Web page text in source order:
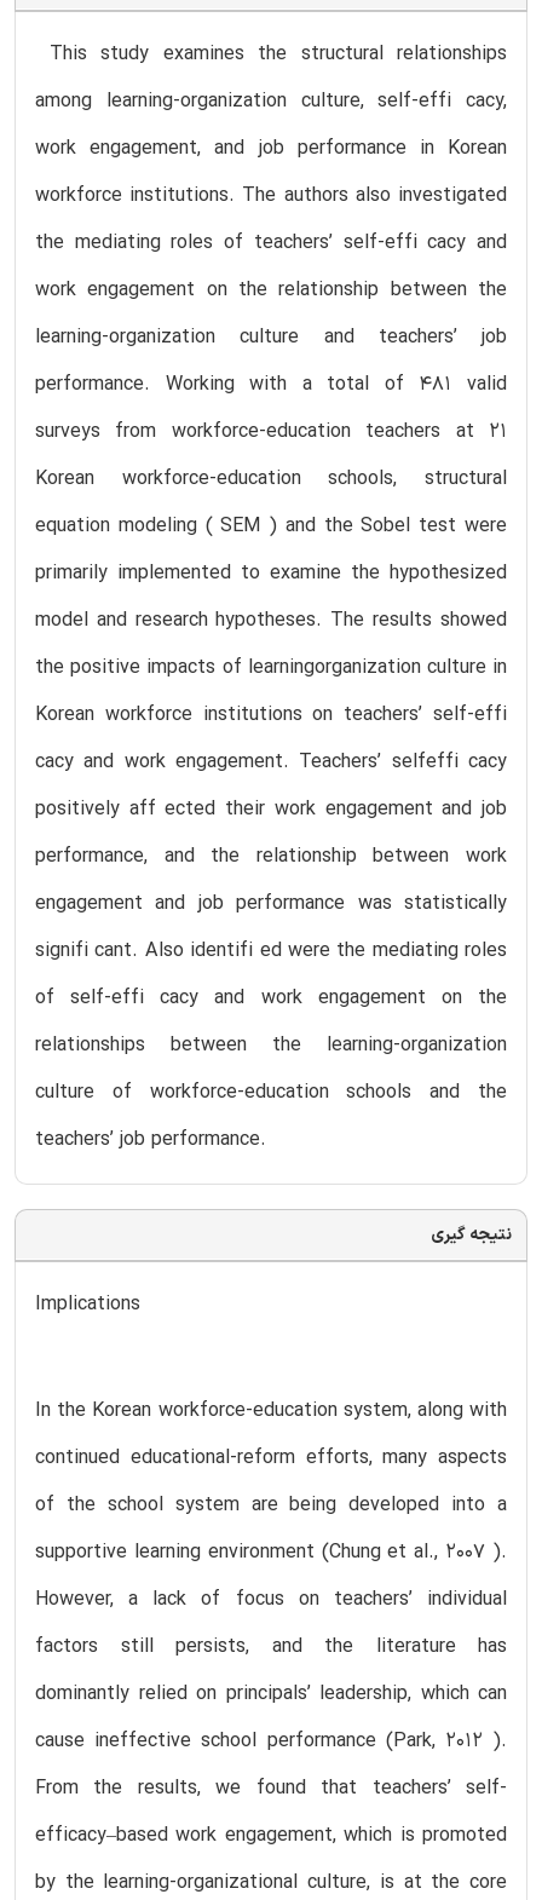
This study examines the structural relationships
among learning-organization culture, self-effi cacy,
work engagement, and job performance in Korean
workforce institutions. The authors also investigated
the mediating roles of teachers’ self-effi cacy and
work engagement on the relationship between the
learning-organization culture and teachers’ job
performance. Working with a total of 481 valid
surveys from workforce-education teachers at 21
Korean workforce-education schools, structural
equation modeling ( SEM ) and the Sobel test were
primarily implemented to examine the hypothesized
model and research hypotheses. The results showed
the positive impacts of learningorganization culture in
Korean workforce institutions on teachers’ self-effi
cacy and work engagement. Teachers’ selfeffi cacy
positively aff ected their work engagement and job
performance, and the relationship between work
engagement and job performance was statistically
signifi cant. Also identifi ed were the mediating roles
of self-effi cacy and work engagement on the
relationships between the learning-organization
culture of workforce-education schools and the
teachers’ job performance.
نتیجه گیری
Implications
In the Korean workforce-education system, along with
continued educational-reform efforts, many aspects
of the school system are being developed into a
supportive learning environment (Chung et al., 2007 ).
However, a lack of focus on teachers’ individual
factors still persists, and the literature has
dominantly relied on principals’ leadership, which can
cause ineffective school performance (Park, 2012 ).
From the results, we found that teachers’ self-
efficacy–based work engagement, which is promoted
by the learning-organizational culture, is at the core